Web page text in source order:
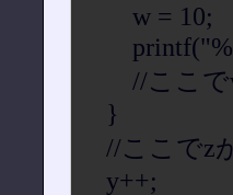
w = 10;
//ここでw
}
//ここでz
y++;